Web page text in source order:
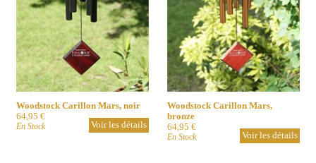
Woodstock Carillon Mars, noir
64,95 €
En Stock Voir les détails
Woodstock Carillon Mars,
bronze
64,95 €
En Stock Voir les détails